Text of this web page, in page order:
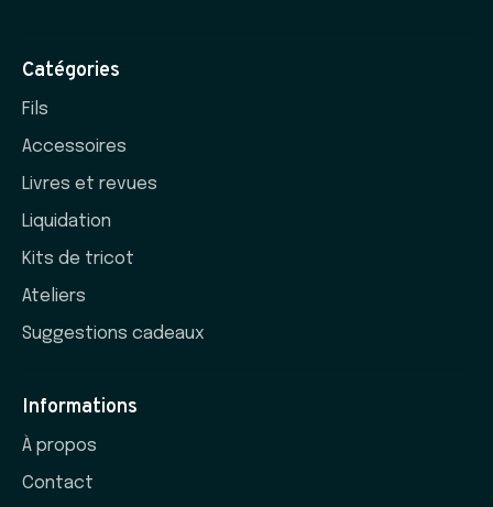
Catégories
Fils
Accessoires
Livres et revues
Liquidation
Kits de tricot
Ateliers
Suggestions cadeaux
Informations
À propos
Contact